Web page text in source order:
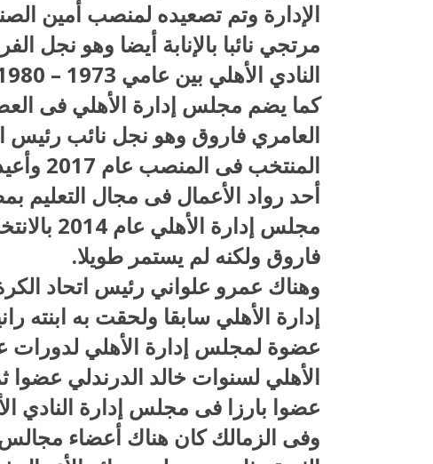
مرتجي نائبا بالإنابة أيضا وهو
النادي الأهلي بين عامي 1973 – 1980 وأحد ضباط القوات المسلحة.
كما يضم مجلس إدارة الأهلي فى
العامري فاروق وهو نجل نائب رئيس
أحد رواد الأعمال فى مجال التعليم
مجلس
فاروق ولكنه لم يستمر طويلا.
وهناك عمرو علواني رئيس اتحاد
إدارة الأهلي سابقا ولحقت به ابنته
عضوة لمجلس إدارة الأهلي لدورات
الأهلي لسنوات خالد الدرندلي عضوا
عضوا بارزا فى مجلس إدارة النادي
وفى الزمالك كان هناك أعضاء